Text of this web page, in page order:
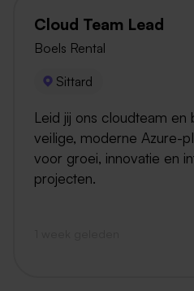
Cloud Team Lead
Boels Rental
Sittard
Leid jij ons cloudteam en
veilige, moderne Azure-
voor groei, innovatie en
projecten.